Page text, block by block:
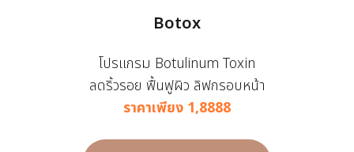
Botox
โปรแกรม Botulinum Toxin
ลดริ้วรอย ฟื้นฟูผิว ลิฟกรอบหน้า
ราคาเพียง 1,8888